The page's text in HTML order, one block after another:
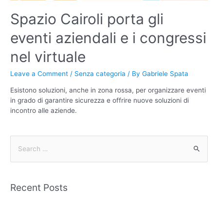
Spazio Cairoli porta gli
eventi aziendali e i congressi
nel virtuale
Leave a Comment / Senza categoria / ByGabriele Spata
Esistono soluzioni, anche in zona rossa, per organizzare eventi
in grado di garantire sicurezza e offrire nuove soluzioni di
incontro alle aziende.
Recent Posts